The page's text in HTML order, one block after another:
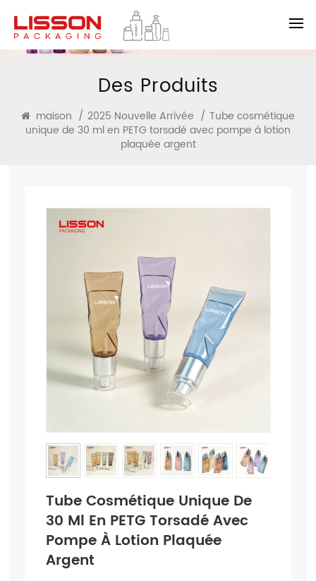
Des Produits
maison / 2025 Nouvelle Arrivée / Tube cosmétique
unique de 30 ml en PETG torsadé avec pompe à lotion
plaquée argent
Tube Cosmétique Unique De
30 Ml En PETG Torsadé Avec
Pompe À Lotion Plaquée
Argent